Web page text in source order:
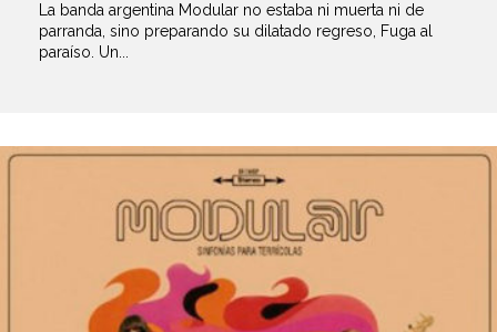
La banda argentina Modular no estaba ni muerta ni de
parranda, sino preparando su dilatado regreso, Fuga al
paraíso. Un...